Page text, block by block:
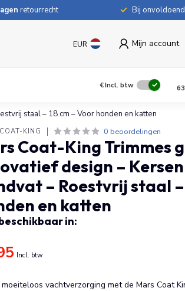
retourrecht Bij
EUR Mijn account
€Incl. btw
staal – 18 cm – Voor honden en katten
KING 0 beoordelingen
Coat-King Trimmes
design –
– Roestvrij staal –
en katten
in:
Incl. btw
vachtverzorging met de Mars Coat